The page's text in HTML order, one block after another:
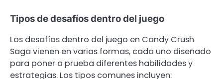
Tipos de desafíos dentro del juego
Los desafíos dentro del juego en Candy Crush
Saga vienen en varias formas, cada uno diseñado
para poner a prueba diferentes habilidades y
estrategias. Los tipos comunes incluyen: